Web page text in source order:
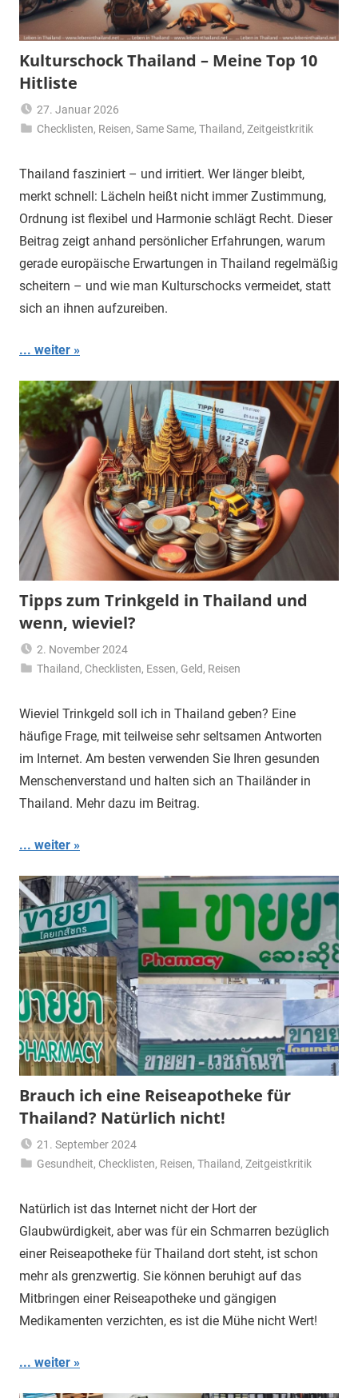
Kulturschock Thailand – Meine Top 10
Hitliste
27. Januar 2026
Matt
Checklisten, Reisen,Same Same,Thailand,Zeitgeistkritik
Thailand fasziniert – und irritiert. Wer länger bleibt,
merkt schnell: Lächeln heißt nicht immer Zustimmung,
Ordnung ist flexibel und Harmonie schlägt Recht. Dieser
Beitrag zeigt anhand persönlicher Erfahrungen, warum
gerade europäische Erwartungen in Thailand regelmäßig
scheitern – und wie man Kulturschocks vermeidet, statt
sich an ihnen aufzureiben.
... weiter
Tipps zum Trinkgeld in Thailand und
wenn, wieviel?
2. November 2024
Matt
Thailand, Checklisten, Essen, Geld, Reisen
Wieviel Trinkgeld soll ich in Thailand geben? Eine
häufige Frage, mit teilweise sehr seltsamen Antworten
im Internet. Am besten verwenden Sie Ihren gesunden
Menschenverstand und halten sich an Thailänder in
Thailand. Mehr dazu im Beitrag.
... weiter
Brauch ich eine Reiseapotheke für
Thailand? Natürlich nicht!
21. September 2024
Matt
Gesundheit, Checklisten, Reisen,Thailand,Zeitgeistkritik
Natürlich ist das Internet nicht der Hort der
Glaubwürdigkeit, aber was für ein Schmarren bezüglich
einer Reiseapotheke für Thailand dort steht, ist schon
mehr als grenzwertig. Sie können beruhigt auf das
Mitbringen einer Reiseapotheke und gängigen
Medikamenten verzichten, es ist die Mühe nicht Wert!
... weiter